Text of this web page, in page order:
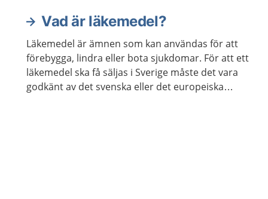
Vad är läkemedel?
Läkemedel är ämnen som kan användas för att
förebygga, lindra eller bota sjukdomar. För att ett
läkemedel ska få säljas i Sverige måste det vara
godkänt av det svenska eller det europeiska